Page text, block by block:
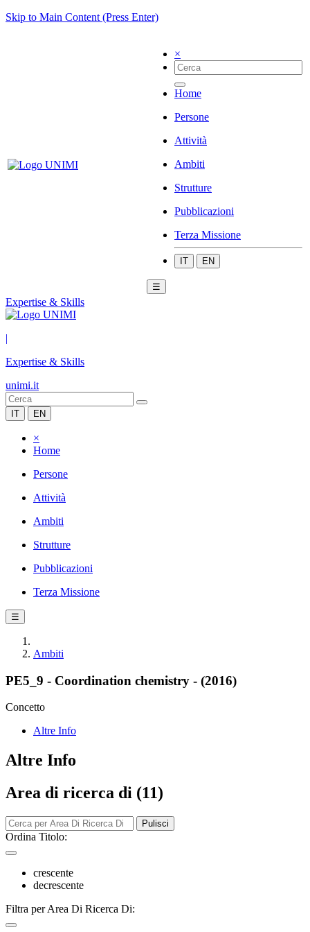
Skip to Main Content (Press Enter)
×
Home
Persone
Attività
Ambiti
Strutture
Pubblicazioni
Terza Missione
IT EN
☰
Expertise & Skills
|
Expertise & Skills
unimi.it
IT EN
×
Home
Persone
Attività
Ambiti
Strutture
Pubblicazioni
Terza Missione
☰
Ambiti
PE5_9 - Coordination chemistry - (2016)
Concetto
Altre Info
Altre Info
Area di ricerca di (11)
Pulisci
Ordina Titolo:
crescente
decrescente
Filtra per Area Di Ricerca Di: